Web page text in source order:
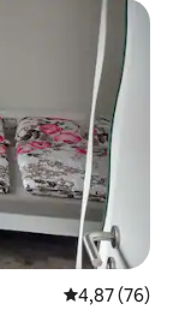
Gemiddelde
4,87 (76)